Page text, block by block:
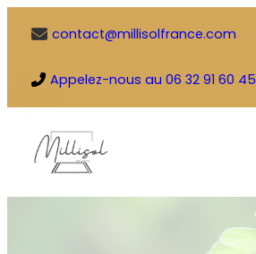
contact@millisolfrance.com
Appelez-nous au 06 32 91 60 45